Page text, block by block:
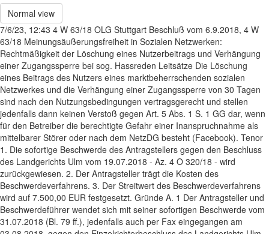
Normal view
7/6/23, 12:43 4 W 63/18 OLG Stuttgart Beschluß vom 6.9.2018, 4 W
63/18 Meinungsäußerungsfreiheit in Sozialen Netzwerken:
Rechtmäßigkeit der Löschung eines Nutzerbeitrags und Verhängung
einer Zugangssperre bei sog. Hassreden Leitsätze Die Löschung
eines Beitrags des Nutzers eines marktbeherrschenden sozialen
Netzwerkes und die Verhängung einer Zugangssperre von 30 Tagen
sind nach den Nutzungsbedingungen vertragsgerecht und stellen
jedenfalls dann keinen Verstoß gegen Art. 5 Abs. 1 S. 1 GG dar, wenn
für den Betreiber die berechtigte Gefahr einer Inanspruchnahme als
mittelbarer Störer oder nach dem NetzDG besteht (Facebook). Tenor
1. Die sofortige Beschwerde des Antragstellers gegen den Beschluss
des Landgerichts Ulm vom 19.07.2018 - Az. 4 O 320/18 - wird
zurückgewiesen. 2. Der Antragsteller trägt die Kosten des
Beschwerdeverfahrens. 3. Der Streitwert des Beschwerdeverfahrens
wird auf 7.500,00 EUR festgesetzt. Gründe A. 1 Der Antragsteller und
Beschwerdeführer wendet sich mit seiner sofortigen Beschwerde vom
31.07.2018 (Bl. 79 ff.), jedenfalls auch per Fax eingegangen am